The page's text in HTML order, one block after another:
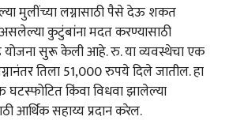
मुलींच्या लग्नासाठी पैसे देऊ शकत
कुटुंबांना मदत करण्यासाठी
योजना सुरू केली आहे. रु. या व्यवस्थेचा एक
तिला 51,000 रुपये दिले जातील. हा
घटस्फोटित किंवा विधवा झालेल्या
आर्थिक सहाय्य प्रदान करेल.